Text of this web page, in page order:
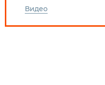
Видео